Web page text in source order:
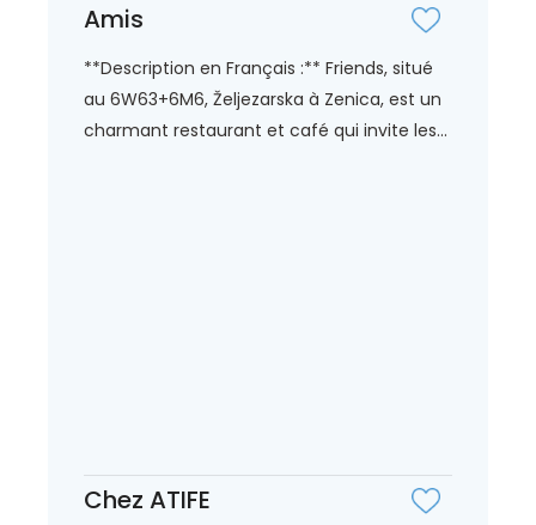
Amis
**Description en Français :** Friends, situé
au 6W63+6M6, Željezarska à Zenica, est un
charmant restaurant et café qui invite les...
Chez ATIFE